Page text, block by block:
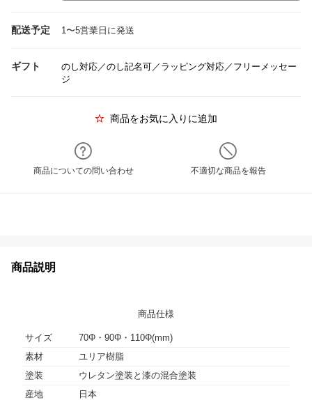
配送予定 1〜5営業日に発送
ギフト
のし対応／のし記名可／ラッピング対応／フリーメッセー
ジ
商品をお気に入りに追加
商品についての問い合わせ 不適切な商品を報告
商品説明
商品仕様
サイズ
70Φ・90Φ・110Φ(mm)
素材
ユリア樹脂
塗装
ウレタン塗装と漆の混合塗装
産地
日本